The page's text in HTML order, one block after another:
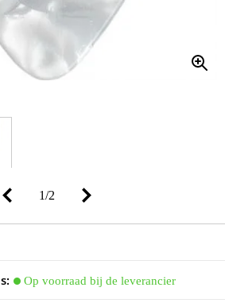
1/2
Op voorraad bij de leverancier